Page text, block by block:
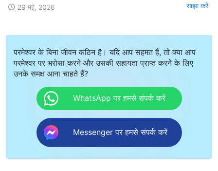
29 मई, 2026 साझा करें
परमेश्वर के बिना जीवन कठिन है। यदि आप सहमत हैं, तो क्या आप
परमेश्वर पर भरोसा करने और उसकी सहायता प्राप्त करने के लिए
उनके समक्ष आना चाहते हैं?
WhatsApp पर हमसे संपर्क करें
Messenger पर हमसे संपर्क करें